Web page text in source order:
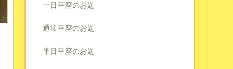
一日幸座のお題
通常幸座のお題
半日幸座のお題